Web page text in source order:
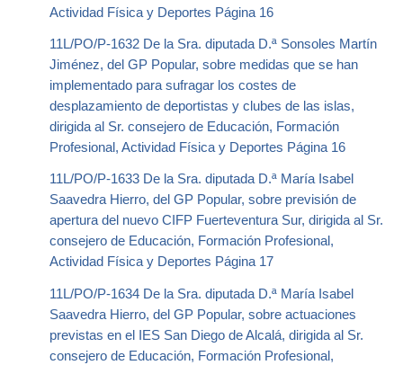
Actividad Física y Deportes Página 16
11L/PO/P-1632 De la Sra. diputada D.ª Sonsoles Martín
Jiménez, del GP Popular, sobre medidas que se han
implementado para sufragar los costes de
desplazamiento de deportistas y clubes de las islas,
dirigida al Sr. consejero de Educación, Formación
Profesional, Actividad Física y Deportes Página 16
11L/PO/P-1633 De la Sra. diputada D.ª María Isabel
Saavedra Hierro, del GP Popular, sobre previsión de
apertura del nuevo CIFP Fuerteventura Sur, dirigida al Sr.
consejero de Educación, Formación Profesional,
Actividad Física y Deportes Página 17
11L/PO/P-1634 De la Sra. diputada D.ª María Isabel
Saavedra Hierro, del GP Popular, sobre actuaciones
previstas en el IES San Diego de Alcalá, dirigida al Sr.
consejero de Educación, Formación Profesional,